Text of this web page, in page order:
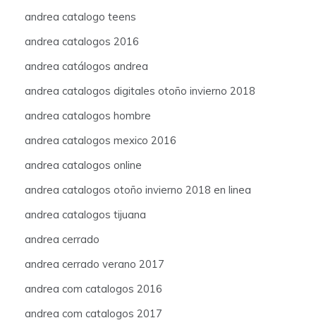
andrea catalogo teens
andrea catalogos 2016
andrea catálogos andrea
andrea catalogos digitales otoño invierno 2018
andrea catalogos hombre
andrea catalogos mexico 2016
andrea catalogos online
andrea catalogos otoño invierno 2018 en linea
andrea catalogos tijuana
andrea cerrado
andrea cerrado verano 2017
andrea com catalogos 2016
andrea com catalogos 2017